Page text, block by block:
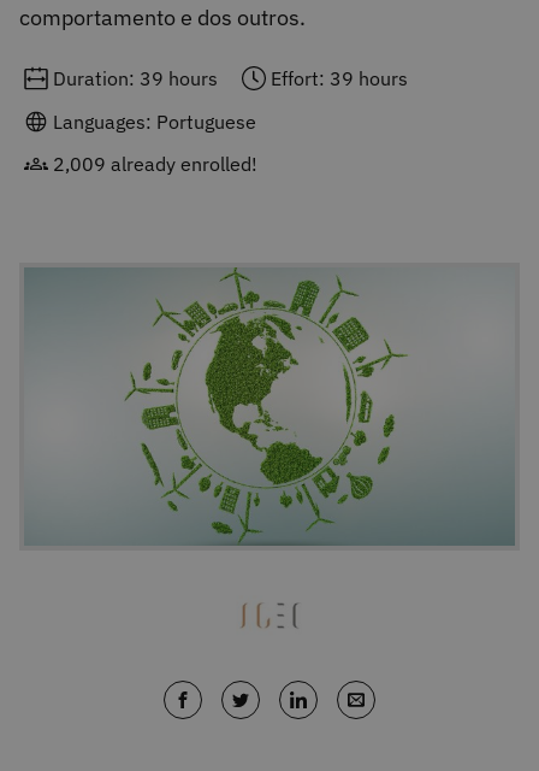
comportamento e dos outros.
Duration: 39 hours
Effort: 39 hours
Languages: Portuguese
2,009 already enrolled!